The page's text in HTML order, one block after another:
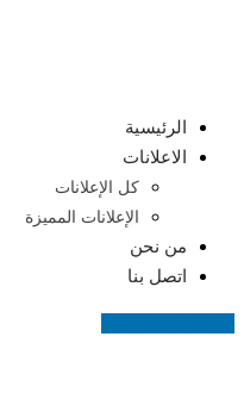
الرئيسية
الاعلانات
كل الإعلانات
الإعلانات المميزة
من نحن
اتصل بنا